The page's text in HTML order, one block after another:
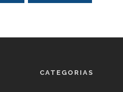
CATEGORIAS